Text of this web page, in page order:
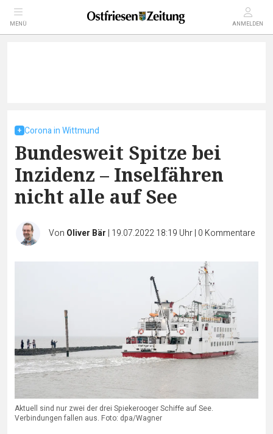
MENÜ ANMELDEN
Corona in Wittmund
Bundesweit Spitze bei
Inzidenz – Inselfähren
nicht alle auf See
Von Oliver Bär | 19.07.2022 18:19 Uhr| 0 Kommentare
Aktuell sind nur zwei der drei Spiekerooger Schiffe auf See.
Verbindungen fallen aus. Foto: dpa/Wagner